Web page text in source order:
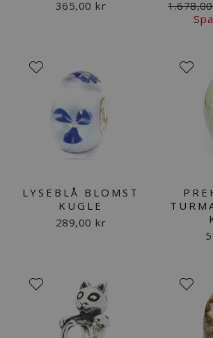
365,00 kr
LYSEBLÅ BLOMST
KUGLE
289,00 kr